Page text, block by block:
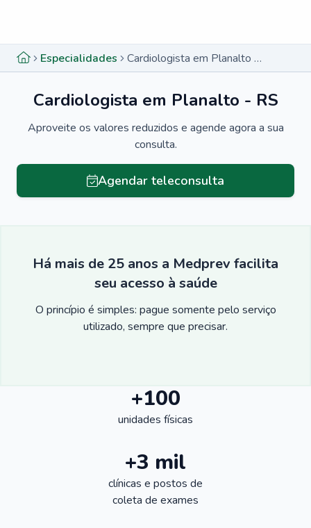
Especialidades Cardiologista em Planalto - RS
Cardiologista em Planalto - RS
Aproveite os valores reduzidos e agende agora a sua
consulta.
Agendar teleconsulta
Há mais de 25 anos a Medprev facilita
seu acesso à saúde
O princípio é simples: pague somente pelo serviço
utilizado, sempre que precisar.
+100
unidades físicas
+3 mil
clínicas e postos de
coleta de exames